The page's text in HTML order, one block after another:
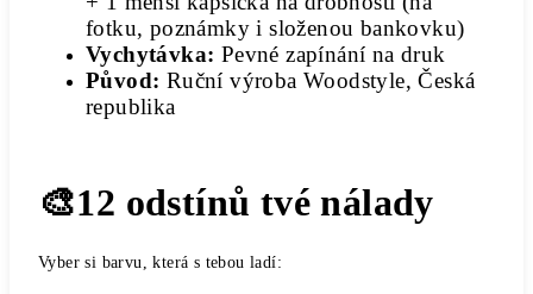
fotku, poznámky i složenou bankovku)
Vychytávka: Pevné zapínání na druk
Původ: Ruční výroba Woodstyle, Česká
republika
🎨12 odstínů tvé nálady
Vyber si barvu, která s tebou ladí: